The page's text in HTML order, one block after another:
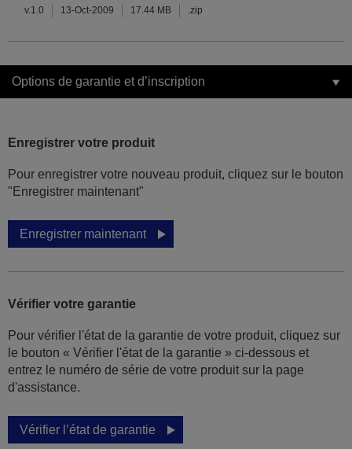
v.1.0 13-Oct-2009 17.44 MB .zip
Options de garantie et d’inscription
Enregistrer votre produit
Pour enregistrer votre nouveau produit, cliquez sur le bouton
"Enregistrer maintenant"
Enregistrer maintenant
Vérifier votre garantie
Pour vérifier l'état de la garantie de votre produit, cliquez sur
le bouton « Vérifier l'état de la garantie » ci-dessous et
entrez le numéro de série de votre produit sur la page
d'assistance.
Vérifier l’état de garantie